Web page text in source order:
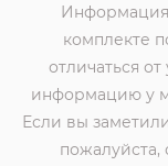
Информация
комплекте
отличаться
информацию у
Если вы